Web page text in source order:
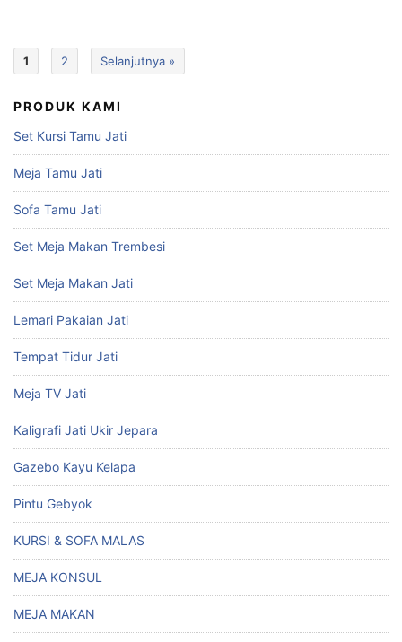
1 2 Selanjutnya »
PRODUK KAMI
Set Kursi Tamu Jati
Meja Tamu Jati
Sofa Tamu Jati
Set Meja Makan Trembesi
Set Meja Makan Jati
Lemari Pakaian Jati
Tempat Tidur Jati
Meja TV Jati
Kaligrafi Jati Ukir Jepara
Gazebo Kayu Kelapa
Pintu Gebyok
KURSI & SOFA MALAS
MEJA KONSUL
MEJA MAKAN